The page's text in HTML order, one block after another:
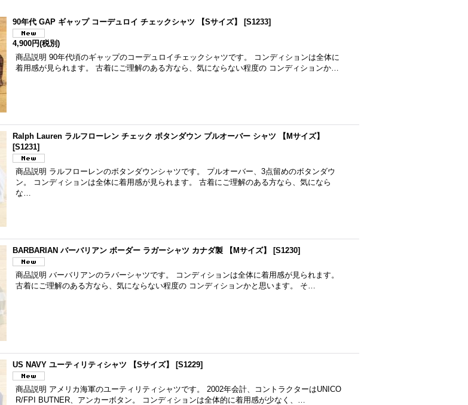
90年代 GAP ギャップ コーデュロイ チェックシャツ 【Sサイズ】 [S1233]
4,900円(税別)
商品説明 90年代頃のギャップのコーデュロイチェックシャツです。 コンディションは全体に
着用感が見られます。 古着にご理解のある方なら、気にならない程度の コンディションか…
Ralph Lauren ラルフローレン チェック ボタンダウン プルオーバー シャツ 【Mサイズ】
[S1231]
商品説明 ラルフローレンのボタンダウンシャツです。 プルオーバー、3点留めのボタンダウ
ン。 コンディションは全体に着用感が見られます。 古着にご理解のある方なら、気になら
な…
BARBARIAN バーバリアン ボーダー ラガーシャツ カナダ製 【Mサイズ】 [S1230]
商品説明 バーバリアンのラバーシャツです。 コンディションは全体に着用感が見られます。
古着にご理解のある方なら、気にならない程度の コンディションかと思います。 そ…
US NAVY ユーティリティシャツ 【Sサイズ】 [S1229]
商品説明 アメリカ海軍のユーティリティシャツです。 2002年会計、コントラクターはUNICO
R/FPI BUTNER、アンカーボタン。 コンディションは全体的に着用感が少なく、…